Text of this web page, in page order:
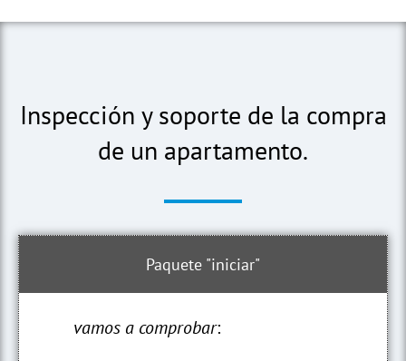
Inspección y soporte de la compra
de un apartamento.
Paquete "iniciar"
vamos a comprobar: